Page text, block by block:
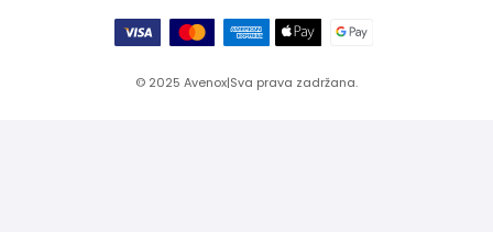
© 2025 Avenox|Sva prava zadržana.